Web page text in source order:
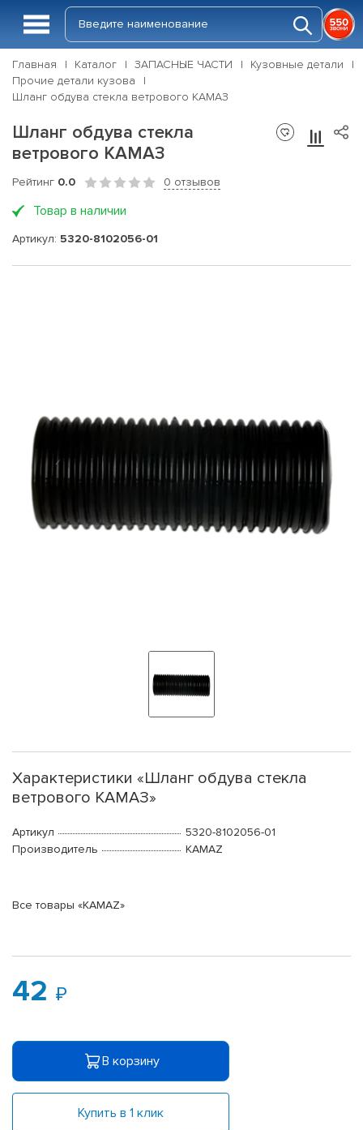
Главная Каталог ЗАПАСНЫЕ ЧАСТИ
Кузовные детали
Прочие детали кузова
Шланг обдува стекла ветрового КАМАЗ
Шланг обдува стекла
ветрового КАМАЗ
Рейтинг 0.0 0 отзывов
Товар в наличии
Артикул: 5320-8102056-01
Характеристики «Шланг обдува стекла
ветрового КАМАЗ»
Артикул
5320-8102056-01
Производитель
KAMAZ
Все товары «KAMAZ»
42
В корзину
Купить в 1 клик